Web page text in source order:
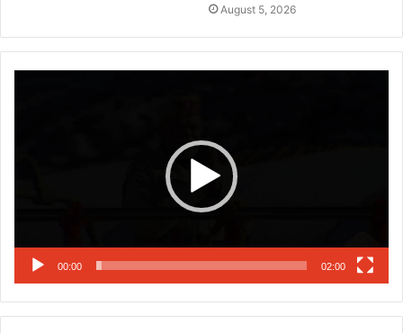
August 5, 2026
00:00 02:00